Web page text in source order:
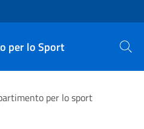
per lo Sport Cerca
per lo sport